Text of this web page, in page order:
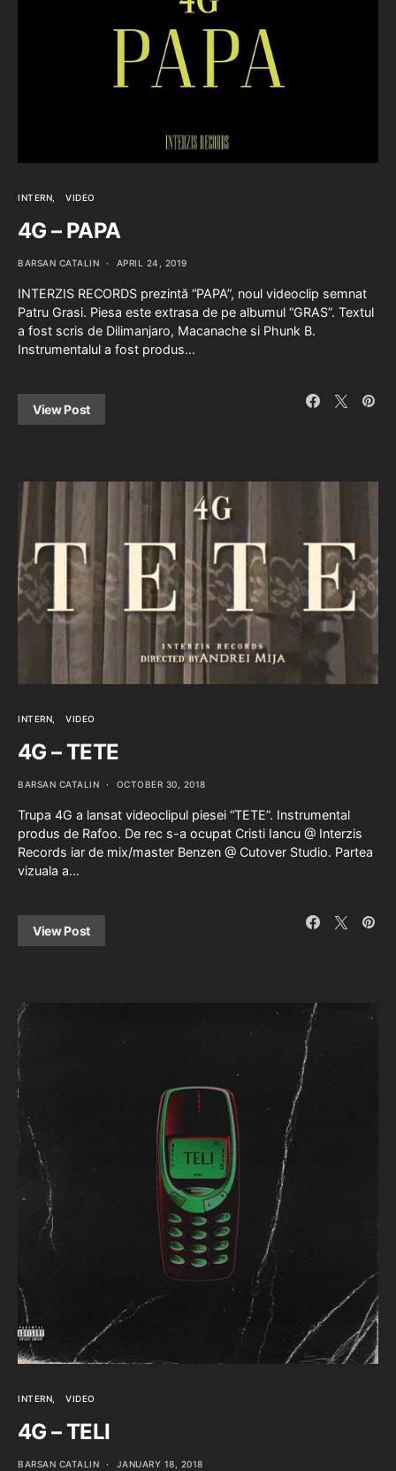
INTERN VIDEO
4G – PAPA
BARSAN CATALIN APRIL 24, 2019
INTERZIS RECORDS prezintă “PAPA”, noul videoclip semnat
Patru Grasi. Piesa este extrasa de pe albumul “GRAS”. Textul
a fost scris de Dilimanjaro, Macanache si Phunk B.
Instrumentalul a fost produs…
View Post
INTERN VIDEO
4G – TETE
BARSAN CATALIN OCTOBER 30, 2018
Trupa 4G a lansat videoclipul piesei “TETE”. Instrumental
produs de Rafoo. De rec s-a ocupat Cristi Iancu @ Interzis
Records iar de mix/master Benzen @ Cutover Studio. Partea
vizuala a…
View Post
INTERN VIDEO
4G – TELI
BARSAN CATALIN JANUARY 18, 2018